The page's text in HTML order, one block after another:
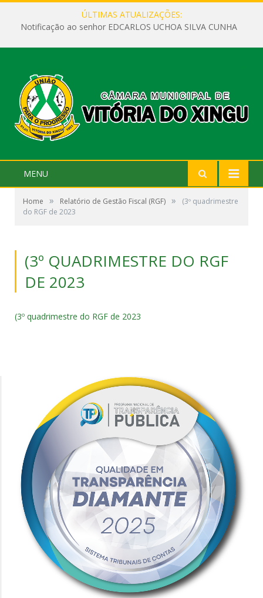
ÚLTIMAS ATUALIZAÇÕES:
Notificação ao senhor EDCARLOS UCHOA SILVA CUNHA
MENU
Home » Relatório de Gestão Fiscal (RGF) »
(3º quadrimestre
do RGF de 2023
(3º QUADRIMESTRE DO RGF
DE 2023
(3º quadrimestre do RGF de 2023